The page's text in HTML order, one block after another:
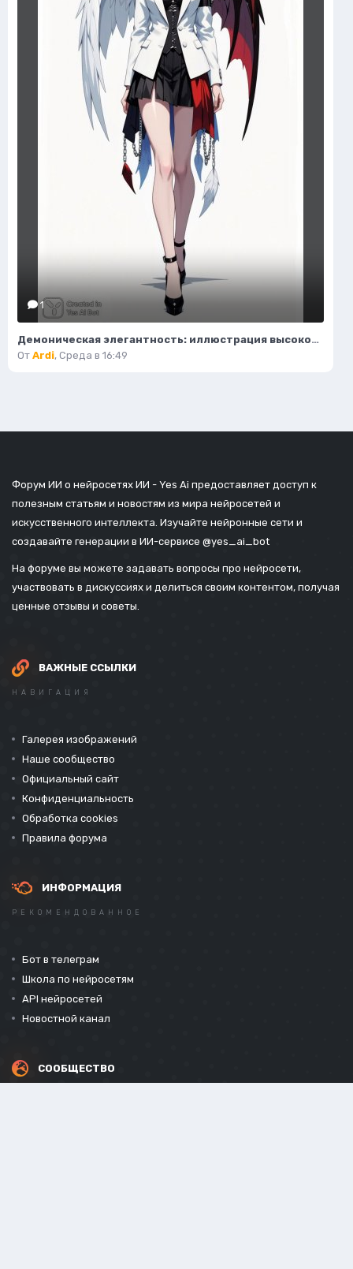
1
Демоническая элегантность: иллюстрация высокой моды в стиле фэнтези. Нейросеть Flux.1
От Ardi, Среда в 16:49
Форум ИИ о нейросетях ИИ - Yes Ai предоставляет доступ к
полезным статьям и новостям из мира нейросетей и
искусственного интеллекта. Изучайте нейронные сети и
создавайте генерации в ИИ-сервисе @yes_ai_bot
На форуме вы можете задавать вопросы про нейросети,
участвовать в дискуссиях и делиться своим контентом, получая
ценные отзывы и советы.
ВАЖНЫЕ ССЫЛКИ
НАВИГАЦИЯ
Галерея изображений
Наше сообщество
Официальный сайт
Конфиденциальность
Обработка cookies
Правила форума
ИНФОРМАЦИЯ
РЕКОМЕНДОВАННОЕ
Бот в телеграм
Школа по нейросетям
API нейросетей
Новостной канал
СООБЩЕСТВО